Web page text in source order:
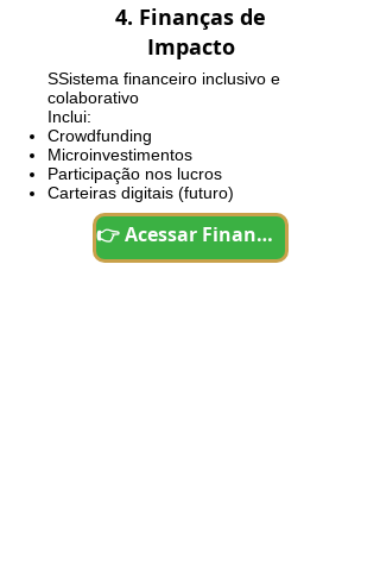
4. Finanças de
Impacto
SSistema financeiro inclusivo e
colaborativo
Inclui:
Crowdfunding
Microinvestimentos
Participação nos lucros
Carteiras digitais (futuro)
👉 Acessar Finanças